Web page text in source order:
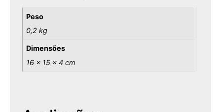
Peso
0,2 kg
Dimensões
16 × 15 × 4 cm